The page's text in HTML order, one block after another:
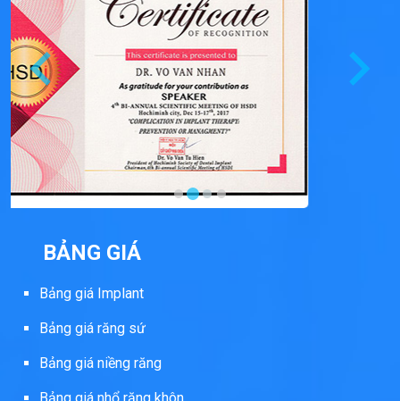
BẢNG GIÁ
Bảng giá Implant
Bảng giá răng sứ
Bảng giá niềng răng
Bảng giá nhổ răng khôn